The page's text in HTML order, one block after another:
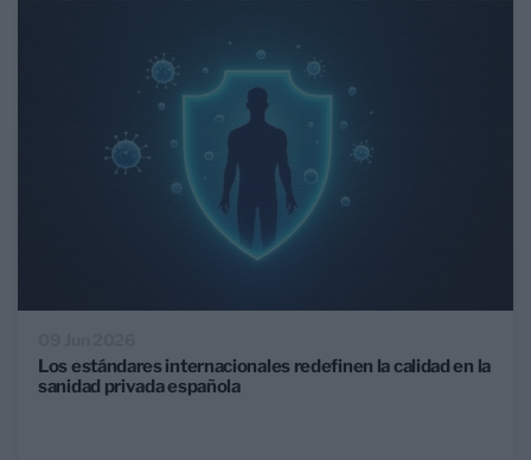
Los estándares internacionales redefinen la calidad en la
sanidad privada española